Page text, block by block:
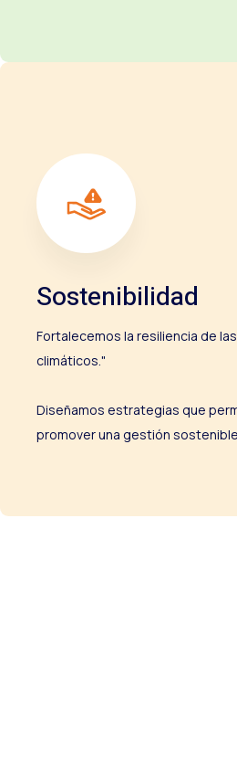
Sostenibilidad
Fortalecemos la resiliencia de
climáticos."
Diseñamos estrategias que
promover una gestión